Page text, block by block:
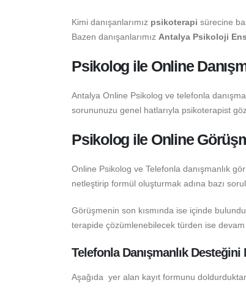
Kimi danışanlarımız psikoterapi sürecine
Bazen danışanlarımız Antalya Psikoloji
Psikolog ile Online
Antalya Online Psikolog ve telefonla
sorununuzu genel hatlarıyla psikoterapist
Psikolog ile Online
Online Psikolog ve Telefonla danışmanlık
netleştirip formül oluşturmak adına bazı
Görüşmenin son kısmında ise içinde
terapide çözümlenebilecek türden ise devam
Telefonla Danışmanlık
Aşağıda yer alan kayıt formunu